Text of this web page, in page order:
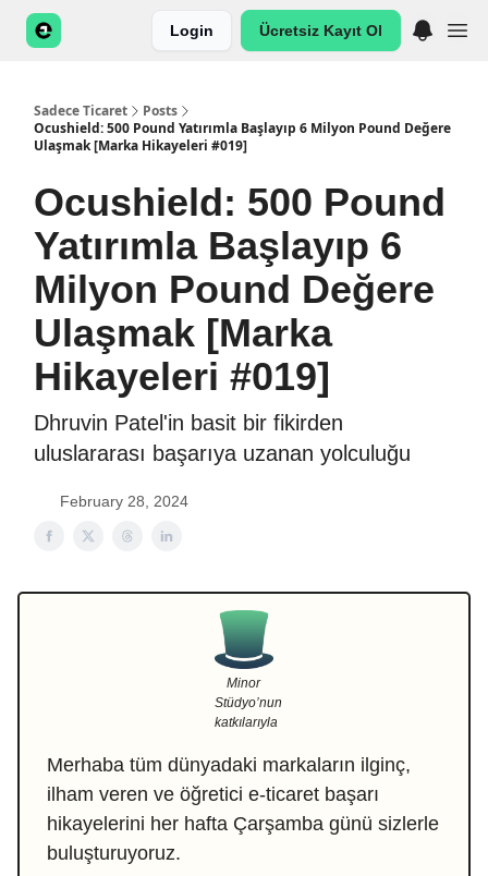
Login Ücretsiz Kayıt Ol
Sadece Ticaret
Posts
Ocushield: 500 Pound Yatırımla Başlayıp 6 Milyon Pound Değere
Ulaşmak [Marka Hikayeleri #019]
Ocushield: 500 Pound
Yatırımla Başlayıp 6
Milyon Pound Değere
Ulaşmak [Marka
Hikayeleri #019]
Dhruvin Patel'in basit bir fikirden
uluslararası başarıya uzanan yolculuğu
February 28, 2024
Minor
Stüdyo’nun
katkılarıyla
Merhaba tüm dünyadaki markaların ilginç,
ilham veren ve öğretici e-ticaret başarı
hikayelerini her hafta Çarşamba günü sizlerle
buluşturuyoruz.